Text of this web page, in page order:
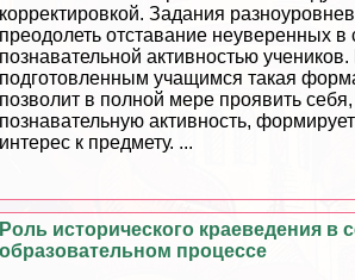
корректировкой. Задания
преодолеть отставание неуверенных в
познавательной активностью
подготовленным учащимся такая
позволит в полной мере проявить
познавательную активность,
интерес к предмету. ...
Роль исторического краеведения в
образовательном процессе